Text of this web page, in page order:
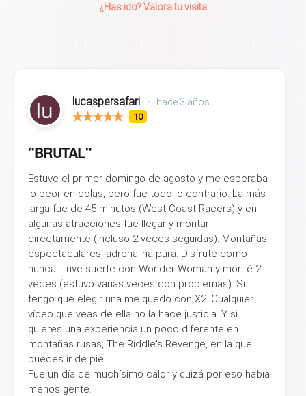
¿Has ido? Valora tu visita
lucaspersafari • hace 3 años
10
"BRUTAL"
Estuve el primer domingo de agosto y me esperaba
lo peor en colas, pero fue todo lo contrario. La más
larga fue de 45 minutos (West Coast Racers) y en
algunas atracciones fue llegar y montar
directamente (incluso 2 veces seguidas). Montañas
espectaculares, adrenalina pura. Disfruté como
nunca. Tuve suerte con Wonder Woman y monté 2
veces (estuvo varias veces con problemas). Si
tengo que elegir una me quedo con X2. Cualquier
vídeo que veas de ella no la hace justicia. Y si
quieres una experiencia un poco diferente en
montañas rusas, The Riddle's Revenge, en la que
puedes ir de pie.
Fue un día de muchísimo calor y quizá por eso había
menos gente.